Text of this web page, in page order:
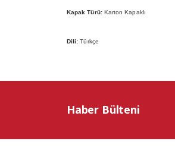
Kapak Türü:Karton Kapaklı
Dili: Türkçe
Haber Bülteni